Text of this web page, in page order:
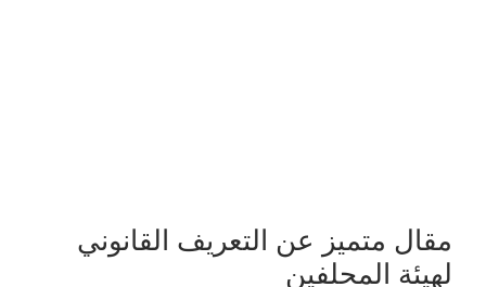
مقال متميز عن التعريف القانوني
لهيئة المحلفين